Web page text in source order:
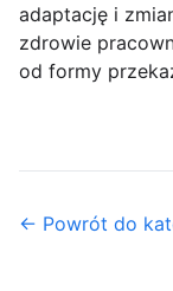
adaptację i
zdrowie
od formy
← Powrót do